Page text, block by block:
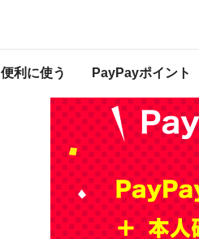
便利に使う PayPayポイント
ります。